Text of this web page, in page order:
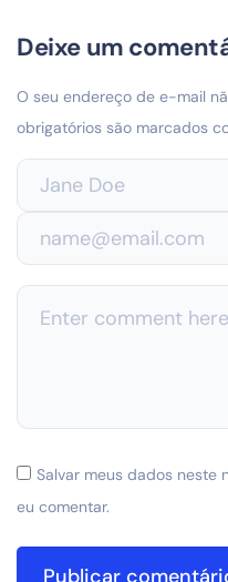
Deixe um
O seu endereço de e-mail
obrigatórios são marcados
Salvar meus dados neste
eu comentar.